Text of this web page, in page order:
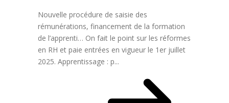
Nouvelle procédure de saisie des
rémunérations, financement de la formation
de l’apprenti… On fait le point sur les réformes
en RH et paie entrées en vigueur le 1er juillet
2025. Apprentissage : p...